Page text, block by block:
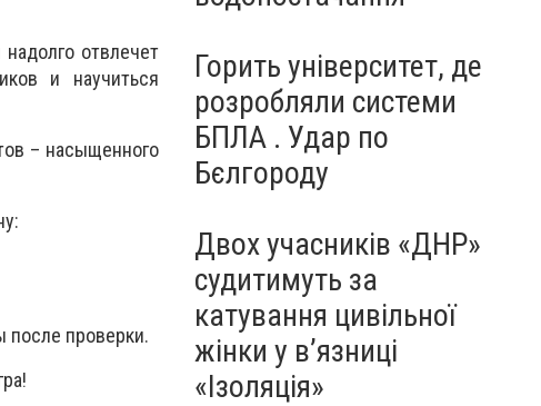
отвлечет
и научиться
– насыщенного
после проверки.
Горить університет, де
розробляли системи
БПЛА . Удар по
Бєлгороду
Двох учасників «ДНР»
судитимуть за
катування цивільної
жінки у в’язниці
«Ізоляція»